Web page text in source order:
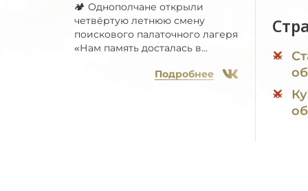
🏕 Однополчане открыли
четвёртую летнюю смену
поискового палаточного лагеря
«Нам память досталась в...
Подробнее